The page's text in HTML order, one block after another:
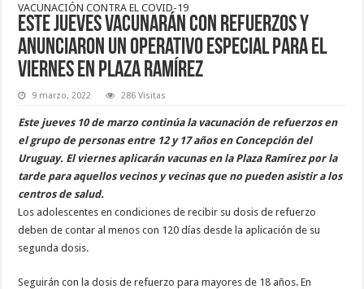
VACUNACIÓN CONTRA EL COVID-19
Este jueves vacunarán con refuerzos y
anunciaron un operativo especial para el
viernes en Plaza Ramírez
9 marzo, 2022 286 Visitas
Este jueves 10 de marzo continúa la vacunación de refuerzos en
el grupo de personas entre 12 y 17 años en Concepción del
Uruguay. El viernes aplicarán vacunas en la Plaza Ramírez por la
tarde para aquellos vecinos y vecinas que no pueden asistir a los
centros de salud.
Los adolescentes en condiciones de recibir su dosis de refuerzo
deben de contar al menos con 120 días desde la aplicación de su
segunda dosis.
Seguirán con la dosis de refuerzo para mayores de 18 años. En